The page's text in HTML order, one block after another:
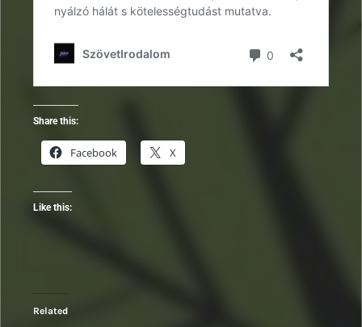
Share this:
Facebook X
Like this:
Related